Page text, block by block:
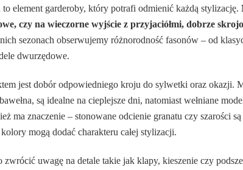
element garderoby, który potrafi odmienić każdą stylizację.
czy na wieczorne wyjście z przyjaciółmi, dobrze
sezonach obserwujemy różnorodność fasonów – od
dwurzędowe.
jest dobór odpowiedniego kroju do sylwetki oraz okazji.
są idealne na cieplejsze dni, natomiast wełniane
ma znaczenie – stonowane odcienie granatu czy szarości
mogą dodać charakteru całej stylizacji.
uwagę na detale takie jak klapy, kieszenie czy